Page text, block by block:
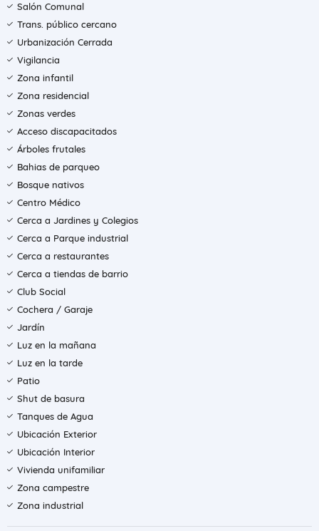
Salón Comunal
Trans. público cercano
Urbanización Cerrada
Vigilancia
Zona infantil
Zona residencial
Zonas verdes
Acceso discapacitados
Árboles frutales
Bahias de parqueo
Bosque nativos
Centro Médico
Cerca a Jardines y Colegios
Cerca a Parque industrial
Cerca a restaurantes
Cerca a tiendas de barrio
Club Social
Cochera / Garaje
Jardín
Luz en la mañana
Luz en la tarde
Patio
Shut de basura
Tanques de Agua
Ubicación Exterior
Ubicación Interior
Vivienda unifamiliar
Zona campestre
Zona industrial